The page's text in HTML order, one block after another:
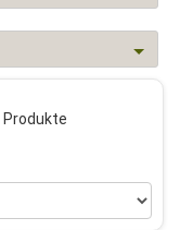
Produkte